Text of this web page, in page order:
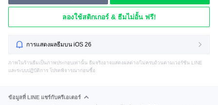
ลองใช้สติกเกอร์ & ธีมไม่อั้น ฟรี!
การแสดงผลธีมบน iOS 26
ภาพในร้านธีมเป็นภาพประกอบเท่านั้น ธีมจริงอาจแสดงผลต่าง/ไม่ครบถ้วนตามเวอร์ชัน LINE
และระบบปฏิบัติการ โปรดพิจารณาก่อนซื้อ
ข้อมูลที่ LINE แชร์กับครีเอเตอร์